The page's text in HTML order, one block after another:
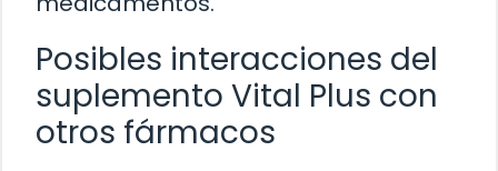
Posibles interacciones del
suplemento Vital Plus con
otros fármacos